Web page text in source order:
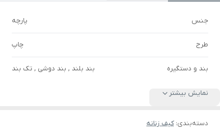
جنس پارچه
طرح چاپ
بند و دستگیره بند بلند , بند دوشی , تک بند
نمایش بیشتر
دسته‌بندی:کیف زنانه